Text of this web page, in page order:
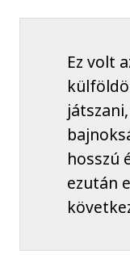
Ez volt
hosszú
ezután